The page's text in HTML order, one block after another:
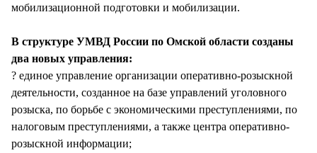
мобилизационной подготовки и мобилизации.
В структуре УМВД России по Омской области созданы
два новых управления:
? единое управление организации оперативно-розыскной
деятельности, созданное на базе управлений уголовного
розыска, по борьбе с экономическими преступлениями, по
налоговым преступлениями, а также центра оперативно-
розыскной информации;